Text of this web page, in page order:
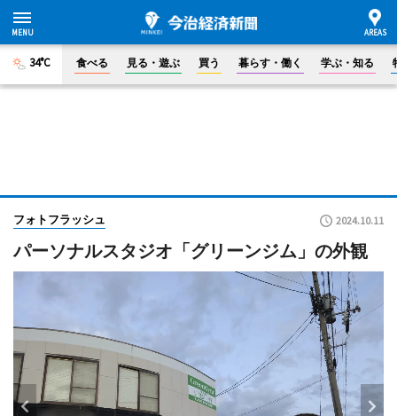
34°C 食べる 見る・遊ぶ 買う 暮らす・働く 学ぶ・知る
フォトフラッシュ 2024.10.11
パーソナルスタジオ「グリーンジム」の外観